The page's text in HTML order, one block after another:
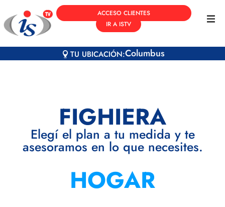
ACCESO CLIENTES
IR A ISTV
TU UBICACIÓN:Columbus
FIGHIERA
Elegí el plan a tu medida y te
asesoramos en lo que necesites.
HOGAR